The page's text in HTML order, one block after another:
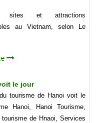
et attractions
au Vietnam, selon Le
le jour
tourisme de Hanoi voit le
Hanoi, Hanoi Tourisme,
de Hnaoi, Services